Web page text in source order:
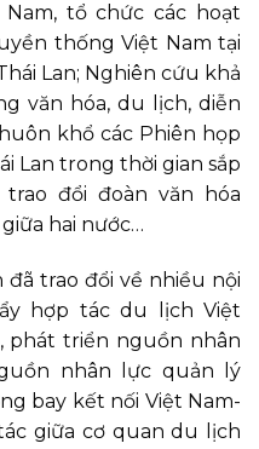
tổ chức các hoạt
thống Việt Nam tại
Lan; Nghiên cứu khả
văn hóa, du lịch, diễn
khổ các Phiên họp
Lan trong thời gian sắp
đổi đoàn văn hóa
hai nước…
trao đổi về nhiều nội
hợp tác du lịch Việt
phát triển nguồn nhân
nhân lực quản lý
bay kết nối Việt Nam-
giữa cơ quan du lịch